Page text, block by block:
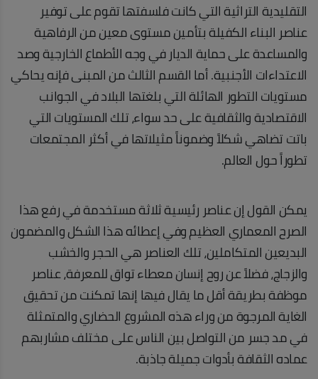
التقليدية التراثية التي كانت فلسفتها تقوم على توفير
عناصر البناء الكفيلة بتأمين مستوى معين من الرفاهية
والمساعدة على حماية الديار في وجه الأطماع الخارجية وصد
الاعتداءات الأجنبية. أما القسم الثالث من المبنى فإنه يحاكي
مستويات التطور الهائلة التي بلغتها البلاد في الجوانب
الاقتصادية والثقافية على حد سواء، تلك المستويات التي
باتت تضاهي شكلاً وضموناً مثيلاتها في أكثر المجتمعات
تطوراً حول العالم.
يمكن القول إن عناصر رئيسية ثلاثة مستخدمة في رفع هذا
الصرح المعماري العظيم وفي إعطائه هذا الشكل والمضمون
البديعين المتكاملين، تلك العناصر هي الحجر والخشب
والزجاج، فضلاً عن روح إنسان معطاء تواق للمعرفة، عناصر
موظفة بطريقة أقل ما يقال فيها إنها تمكنت من تحقيق
الغاية المرجوة من وراء هذه المشروع الحضاري والمتمثلة
في مد جسر من التواصل بين الناس على مختلف مشاربهم
عماده الثقافة بأدوات جميلة جاذبة.